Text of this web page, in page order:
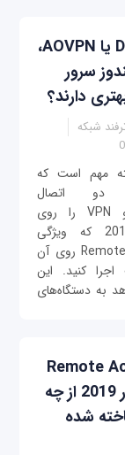
DirectAccess یا AOVPN،
سرور
شبکه
مهم است که
دو اتصال
DirectAccess و VPN را روی
ویندوز سرور 2019 که ویژگی
Remote Access Server روی آن
کنید. این
به دستگاه‌های
Remote
در ویندوز سرور 2019 از چه
شده